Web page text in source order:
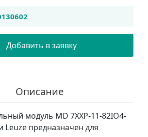
Добавить в заявку
Описание
модуль MD 7XXP-11-82IO4-
Leuze предназначен для